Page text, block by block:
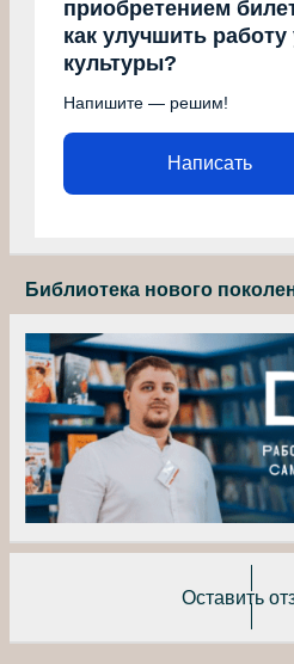
приобретением
как улучшить
культуры?
Напишите — решим!
Написать
Библиотека нового
Оставить